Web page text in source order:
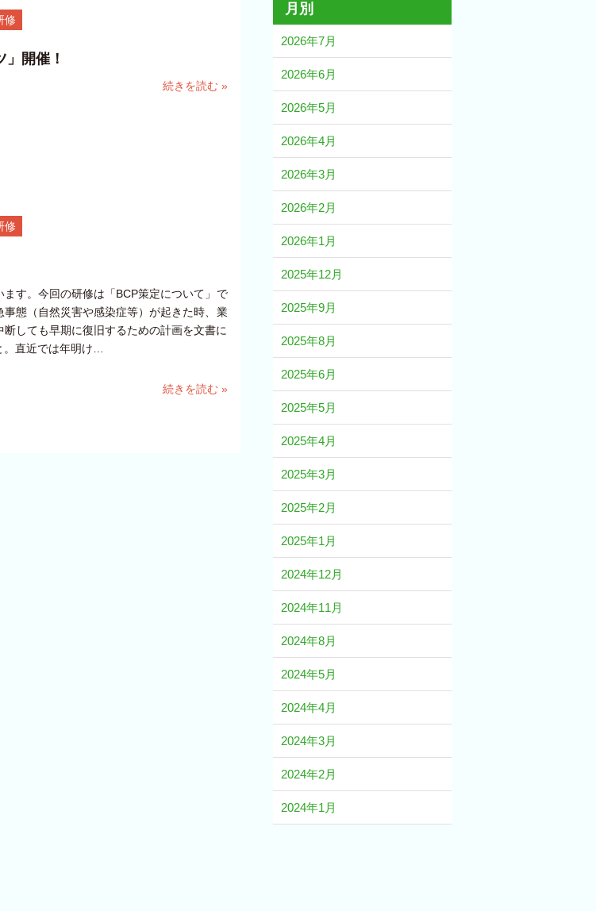
修
開催！
続きを読む »
修
す。今回の研修は「BCP策定について」で
事態（自然災害や感染症等）が起きた時、業
しても早期に復旧するための計画を文書に
。直近では年明け…
続きを読む »
月別
2026年7月
2026年6月
2026年5月
2026年4月
2026年3月
2026年2月
2026年1月
2025年12月
2025年9月
2025年8月
2025年6月
2025年5月
2025年4月
2025年3月
2025年2月
2025年1月
2024年12月
2024年11月
2024年8月
2024年5月
2024年4月
2024年3月
2024年2月
2024年1月